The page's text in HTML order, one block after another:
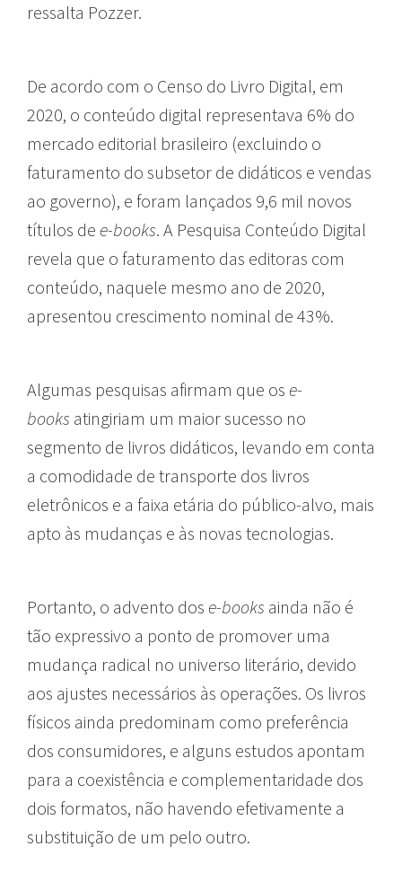
ressalta Pozzer.
De acordo com o Censo do Livro Digital, em
2020, o conteúdo digital representava 6% do
mercado editorial brasileiro (excluindo o
faturamento do subsetor de didáticos e vendas
ao governo), e foram lançados 9,6 mil novos
títulos de e-books. A Pesquisa Conteúdo Digital
revela que o faturamento das editoras com
conteúdo, naquele mesmo ano de 2020,
apresentou crescimento nominal de 43%.
Algumas pesquisas afirmam que os e-
books atingiriam um maior sucesso no
segmento de livros didáticos, levando em conta
a comodidade de transporte dos livros
eletrônicos e a faixa etária do público-alvo, mais
apto às mudanças e às novas tecnologias.
Portanto, o advento dos e-books ainda não é
tão expressivo a ponto de promover uma
mudança radical no universo literário, devido
aos ajustes necessários às operações. Os livros
físicos ainda predominam como preferência
dos consumidores, e alguns estudos apontam
para a coexistência e complementaridade dos
dois formatos, não havendo efetivamente a
substituição de um pelo outro.